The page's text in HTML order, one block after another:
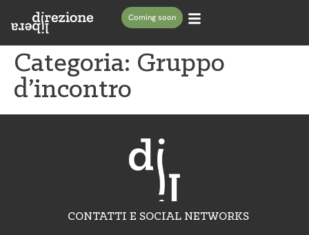
Coming soon
Categoria: Gruppo
d’incontro
CONTATTI E SOCIAL NETWORKS